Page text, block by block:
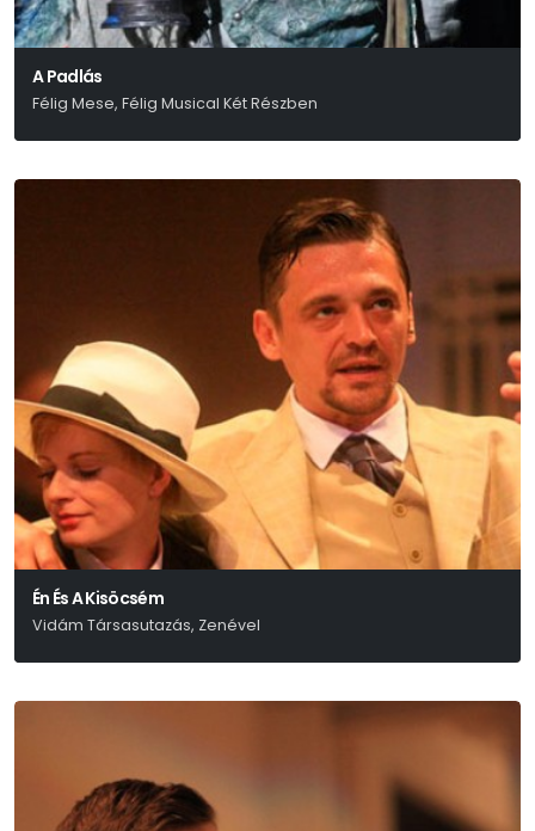
A Padlás
Félig Mese, Félig Musical Két Részben
Én És A Kisöcsém
Vidám Társasutazás, Zenével